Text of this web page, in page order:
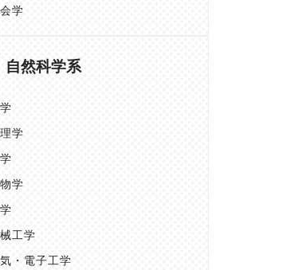
学
自然科学系
学
学
工学
・電子工学